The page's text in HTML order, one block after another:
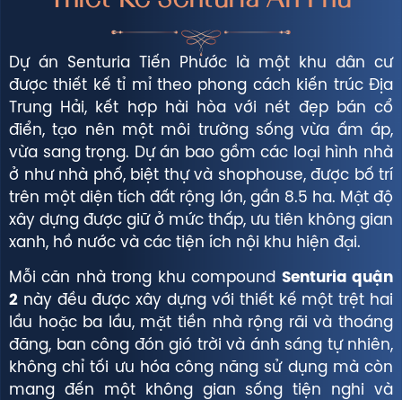
Dự án Senturia Tiến Phước là một khu dân cư
được thiết kế tỉ mỉ theo phong cách kiến trúc Địa
Trung Hải, kết hợp hài hòa với nét đẹp bán cổ
điển, tạo nên một môi trường sống vừa ấm áp,
vừa sang trọng. Dự án bao gồm các loại hình nhà
ở như nhà phố, biệt thự và shophouse, được bố trí
trên một diện tích đất rộng lớn, gần 8.5 ha. Mật độ
xây dựng được giữ ở mức thấp, ưu tiên không gian
xanh, hồ nước và các tiện ích nội khu hiện đại.
Mỗi căn nhà trong khu compound Senturia quận
2 này đều được xây dựng với thiết kế một trệt hai
lầu hoặc ba lầu, mặt tiền nhà rộng rãi và thoáng
đãng, ban công đón gió trời và ánh sáng tự nhiên,
không chỉ tối ưu hóa công năng sử dụng mà còn
mang đến một không gian sống tiện nghi và